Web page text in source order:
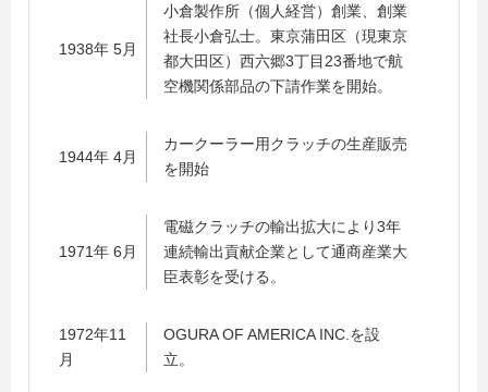
1938年 5月
小倉製作所（個人経営）創業、創業
社長小倉弘士。東京蒲田区（現東京
都大田区）西六郷3丁目23番地で航
空機関係部品の下請作業を開始。
1944年 4月
カークーラー用クラッチの生産販売
を開始
1971年 6月
電磁クラッチの輸出拡大により3年
連続輸出貢献企業として通商産業大
臣表彰を受ける。
1972年11
月
OGURA OF AMERICA INC.を設
立。